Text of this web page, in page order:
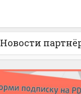
Новости